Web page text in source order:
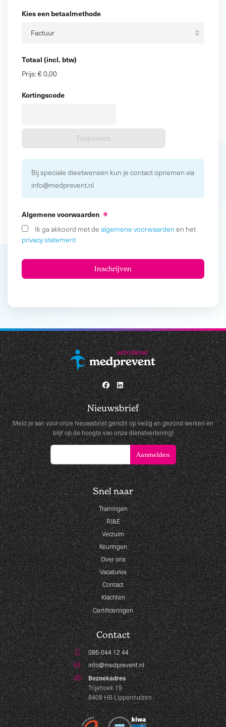
Kies een betaalmethode
Totaal (incl. btw)
Prijs: € 0,00
Kortingscode
Bij speciale dieetwensen kun je contact opnemen via
info@medprevent.nl
Algemene voorwaarden
Ik ga akkoord met de algemene voorwaarden en het
privacy statement
Nieuwsbrief
Meld je aan voor onze nieuwsbrief gericht op veilig en gezond werken en
blijf op de hoogte van onze dienstverlening!
Snel naar
Trainingen
RI&E
Verzuim
Keuringen
Over ons
Vacatures
Contact
Klachten
Certificeringen
Contact
085-044 12 44
info@medprevent.nl
Bezoekadres
Trijehoek 19
8408 HB Lippenhuizen